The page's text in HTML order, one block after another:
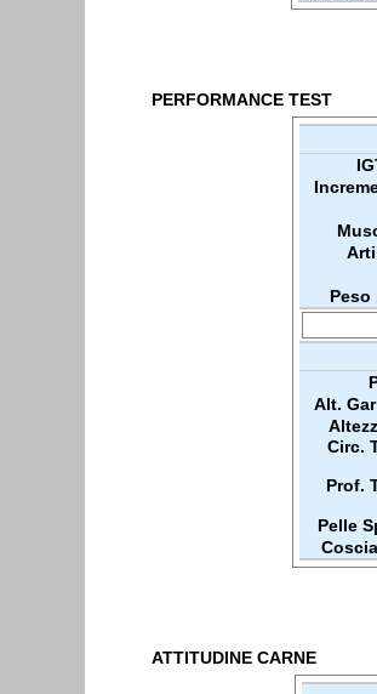
PERFORMANCE TEST
Peso
Alt.
Circ.
Prof.
Pelle
ATTITUDINE CARNE